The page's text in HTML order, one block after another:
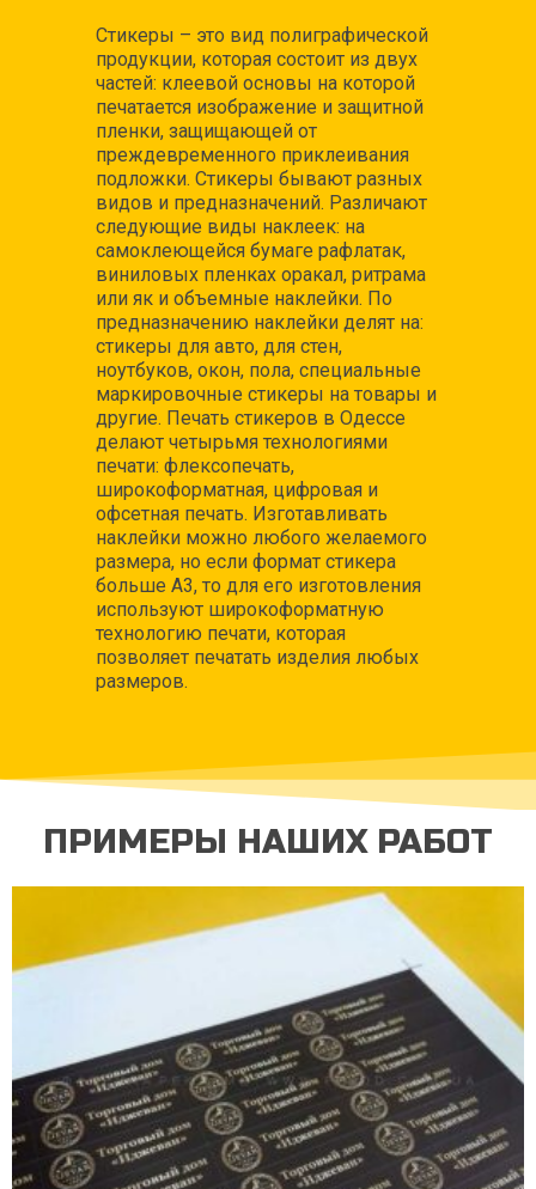
Стикеры – это вид полиграфической
продукции, которая состоит из двух
частей: клеевой основы на которой
печатается изображение и защитной
пленки, защищающей от
преждевременного приклеивания
подложки. Стикеры бывают разных
видов и предназначений. Различают
следующие виды наклеек: на
самоклеющейся бумаге рафлатак,
виниловых пленках оракал, ритрама
или як и объемные наклейки. По
предназначению наклейки делят на:
стикеры для авто, для стен,
ноутбуков, окон, пола, специальные
маркировочные стикеры на товары и
другие. Печать стикеров в Одессе
делают четырьмя технологиями
печати: флексопечать,
широкоформатная, цифровая и
офсетная печать. Изготавливать
наклейки можно любого желаемого
размера, но если формат стикера
больше А3, то для его изготовления
используют широкоформатную
технологию печати, которая
позволяет печатать изделия любых
размеров.
ПРИМЕРЫ НАШИХ РАБОТ